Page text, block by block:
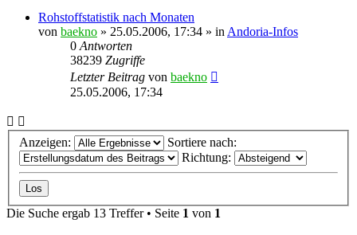
Rohstoffstatistik nach Monaten
von baekno » 25.05.2006, 17:34 » in Andoria-Infos
0 Antworten
38239 Zugriffe
Letzter Beitrag von baekno
25.05.2006, 17:34
Anzeigen:
Sortiere nach:
Richtung:
Die Suche ergab 13 Treffer • Seite 1 von 1